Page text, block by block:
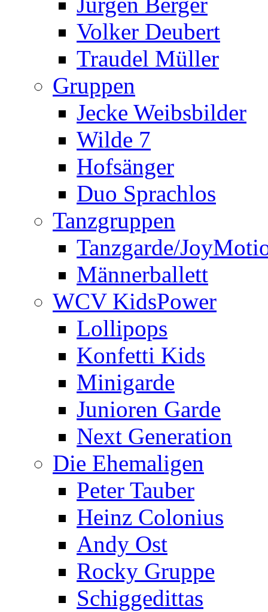
Volker Deubert
Traudel Müller
Gruppen
Jecke Weibsbilder
Wilde 7
Hofsänger
Duo Sprachlos
Tanzgruppen
Tanzgarde/
Männerballett
WCV KidsPower
Lollipops
Konfetti Kids
Minigarde
Junioren Garde
Next Generation
Die Ehemaligen
Peter Tauber
Heinz Colonius
Andy Ost
Rocky Gruppe
Schiggedittas